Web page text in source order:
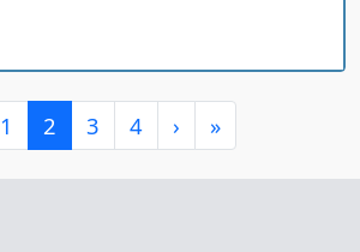
Page
1 Current Page
2 Page
3 Page
4 › »